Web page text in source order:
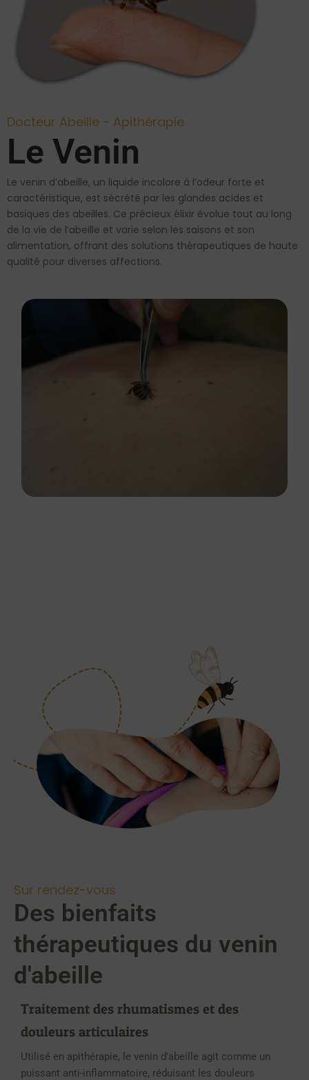
Docteur Abeille - Apithérapie
Le Venin
Le venin d’abeille, un liquide incolore à l’odeur forte et
caractéristique, est sécrété par les glandes acides et
basiques des abeilles. Ce précieux élixir évolue tout au long
de la vie de l’abeille et varie selon les saisons et son
alimentation, offrant des solutions thérapeutiques de haute
qualité pour diverses affections.
Sur rendez-vous
Des bienfaits
thérapeutiques du venin
d'abeille
Traitement des rhumatismes et des
douleurs articulaires
Utilisé en apithérapie, le venin d'abeille agit comme un
puissant anti-inflammatoire, réduisant les douleurs